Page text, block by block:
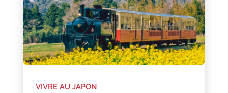
VIVRE AU JAPON